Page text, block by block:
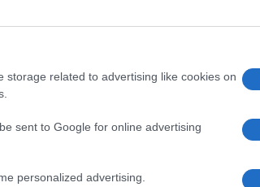
storage related to advertising like cookies on
sent to Google for online advertising
personalized advertising.
το ελεύθερο και το